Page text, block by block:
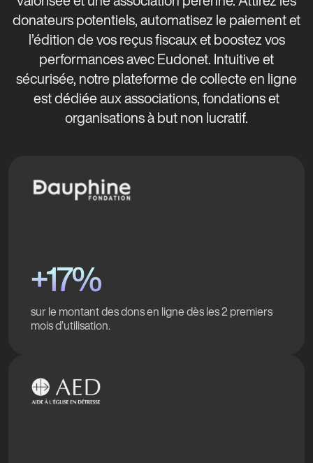
donateurs potentiels, automatisez le paiement et
l’édition de vos reçus fiscaux et boostez vos
performances avec Eudonet. Intuitive et
sécurisée, notre plateforme de collecte en ligne
est dédiée aux associations, fondations et
organisations à but non lucratif.
+17%
sur le montant des dons en ligne dès les 2 premiers
mois d’utilisation.